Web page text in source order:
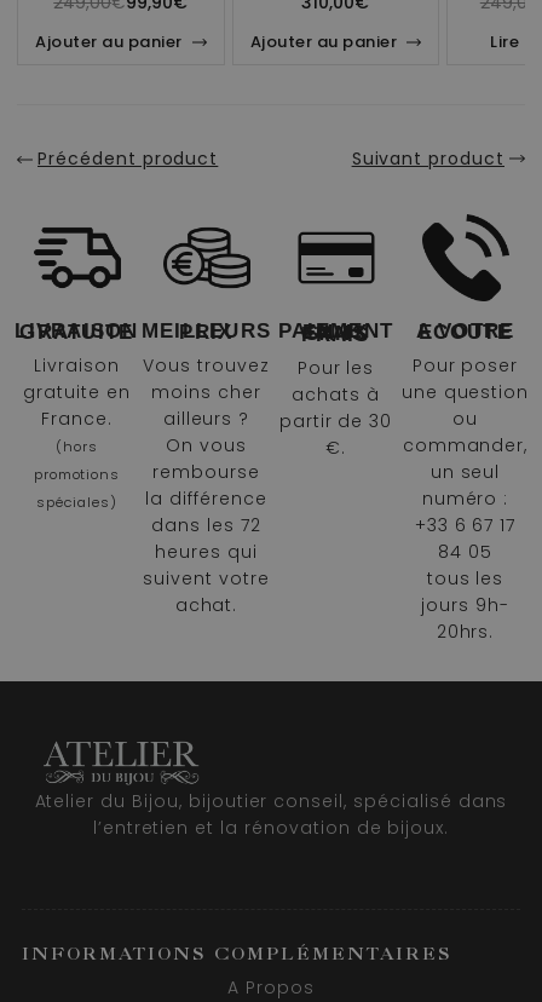
Ajouter au panier Ajouter au panier Lire
Précédent product Suivant product
LIVRAISON GRATUITE
Livraison
gratuite en
France.
(hors
promotions
spéciales)
MEILLEURS PRIX
Vous trouvez
moins cher
ailleurs ?
On vous
rembourse
la différence
dans les 72
heures qui
suivent votre
achat.
PAIEMENT EN 4X SANS FRAIS
Pour les
achats à
partir de 30
€.
A VOTRE ECOUTE
Pour poser
une question
ou
commander,
un seul
numéro :
+33 6 67 17
84 05
tous les
jours 9h-
20hrs.
Atelier du Bijou, bijoutier conseil, spécialisé dans
l’entretien et la rénovation de bijoux.
INFORMATIONS COMPLÉMENTAIRES
A Propos